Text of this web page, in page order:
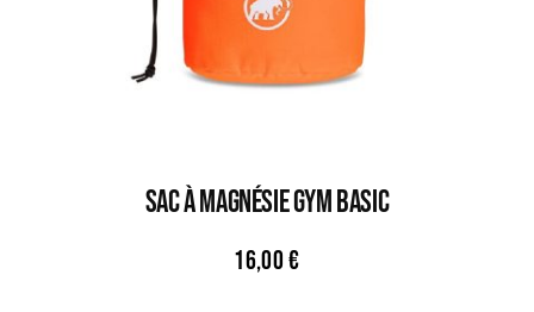
Sac À Magnésie GYM BASIC
16,00€